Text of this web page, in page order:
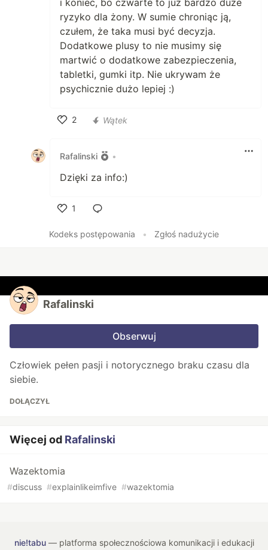
i koniec, bo czwarte to już bardzo duże
ryzyko dla żony. W sumie chroniąc ją,
czułem, że taka musi być decyzja.
Dodatkowe plusy to nie musimy się
martwić o dodatkowe zabezpieczenia,
tabletki, gumki itp. Nie ukrywam że
psychicznie dużo lepiej :)
2
Wątek
Rafalinski •
Dzięki za info:)
1
Kodeks postępowania
• Zgłoś nadużycie
Rafalinski
Obserwuj
Człowiek pełen pasji i notorycznego braku czasu dla
siebie.
DOŁĄCZYŁ
Więcej od Rafalinski
Wazektomia
#discuss #explainlikeimfive #wazektomia
nie!tabu— platforma społecznościowa komunikacji i edukacji